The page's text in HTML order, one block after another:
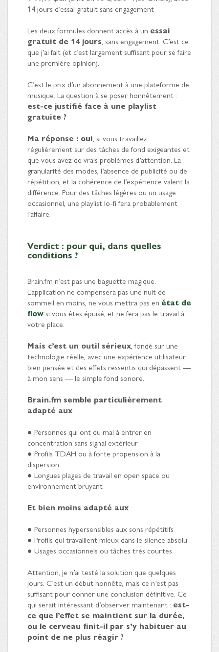
14 jours d’essai gratuit sans engagement
Les deux formules donnent accès à un essai
gratuit de 14 jours, sans engagement. C’est ce
que j’ai fait (et c’est largement suffisant pour se faire
une première opinion).
C’est le prix d’un abonnement à une plateforme de
musique. La question à se poser honnêtement :
est-ce justifié face à une playlist
gratuite ?
Ma réponse : oui, si vous travaillez
régulièrement sur des tâches de fond exigeantes et
que vous avez de vrais problèmes d’attention. La
granularité des modes, l’absence de publicité ou de
répétition, et la cohérence de l’expérience valent la
différence. Pour des tâches légères ou un usage
occasionnel, une playlist lo-fi fera probablement
l’affaire.
Verdict : pour qui, dans quelles
conditions ?
Brain.fm n’est pas une baguette magique.
L’application ne compensera pas une nuit de
sommeil en moins, ne vous mettra pas en état de
flow si vous êtes épuisé, et ne fera pas le travail à
votre place.
Mais c’est un outil sérieux, fondé sur une
technologie réelle, avec une expérience utilisateur
bien pensée et des effets ressentis qui dépassent —
à mon sens — le simple fond sonore.
Brain.fm semble particulièrement
adapté aux:
● Personnes qui ont du mal à entrer en
concentration sans signal extérieur
● Profils TDAH ou à forte propension à la
dispersion
● Longues plages de travail en open space ou
environnement bruyant
Et bien moins adapté aux:
● Personnes hypersensibles aux sons répétitifs
● Profils qui travaillent mieux dans le silence absolu
● Usages occasionnels ou tâches très courtes
Attention, je n’ai testé la solution que quelques
jours. C’est un début honnête, mais ce n’est pas
suffisant pour donner une conclusion définitive. Ce
qui serait intéressant d’observer maintenant : est-
ce que l’effet se maintient sur la durée,
ou le cerveau finit-il par s’y habituer au
point de ne plus réagir ?